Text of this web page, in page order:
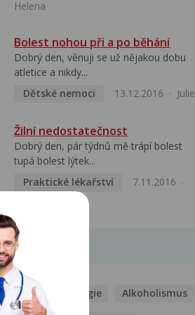
Helena
Bolest nohou při a po běhání
Dobrý den, věnuji se už nějakou dobu
atletice a nikdy...
Dětské nemoci
13.12.2016 Julie
Žilní nedostatečnost
Dobrý den, pár týdnů mě trápí bolest
tupá bolest lýtek...
Praktické lékařství
7.11.2016
NEMOCI
Kašel Alergie Alkoholismus